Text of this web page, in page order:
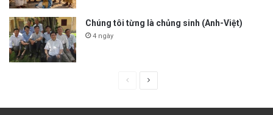
Chúng tôi từng là chủng sinh (Anh-Việt)
4 ngày